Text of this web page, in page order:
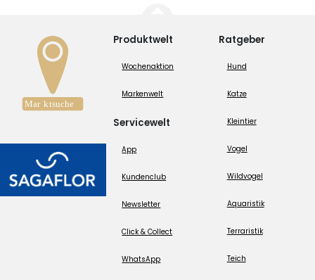
Produktwelt
Wochenaktion
Markenwelt
Servicewelt
App
Kundenclub
Newsletter
Click & Collect
WhatsApp
Ratgeber
Hund
Katze
Kleintier
Vogel
Wildvogel
Aquaristik
Terraristik
Teich